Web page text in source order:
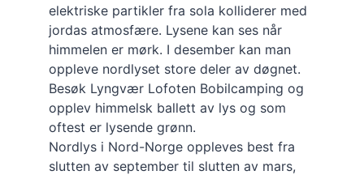
elektriske partikler fra sola kolliderer med
jordas atmosfære. Lysene kan ses når
himmelen er mørk. I desember kan man
oppleve nordlyset store deler av døgnet.
Besøk Lyngvær Lofoten Bobilcamping og
opplev himmelsk ballett av lys og som
oftest er lysende grønn.
Nordlys i Nord-Norge oppleves best fra
slutten av september til slutten av mars,